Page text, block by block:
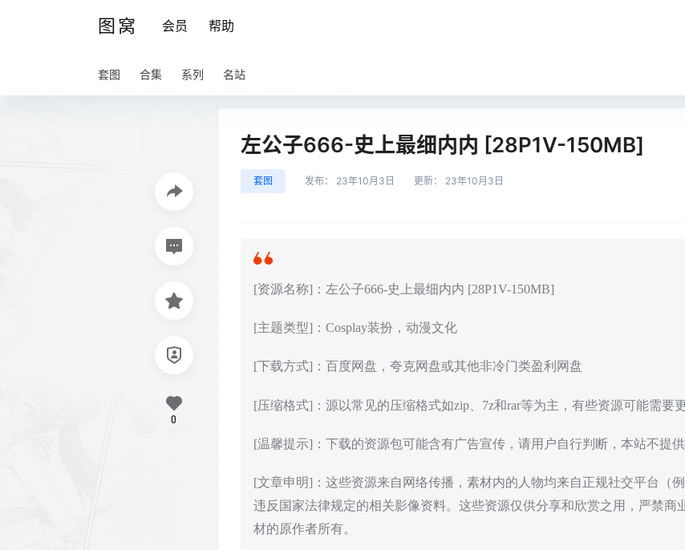
图窝 会员 帮助
套图 合集 系列 名站
左公子666-史上最细内内 [28P1V-150MB]
套图 发布： 23年10月3日 更新： 23年10月3日
[资源名称]：左公子666-史上最细内内 [28P1V-150MB]
[主题类型]：Cosplay装扮，动漫文化
[下载方式]：百度网盘，夸克网盘或其他非冷门类盈利网盘
[压缩格式]：源以常见的压缩格式如zip、7z和rar等为主，有些资源可能需要
[温馨提示]：下载的资源包可能含有广告宣传，请用户自行判断，本站不提供
[文章申明]：这些资源来自网络传播，素材内的人物均来自正规社交平台（
违反国家法律规定的相关影像资料。这些资源仅供分享和欣赏之用，严禁商
材的原作者所有。
0